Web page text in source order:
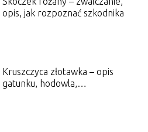
opis, jak rozpoznać szkodnika
Kruszczyca złotawka – opis
gatunku, hodowla,